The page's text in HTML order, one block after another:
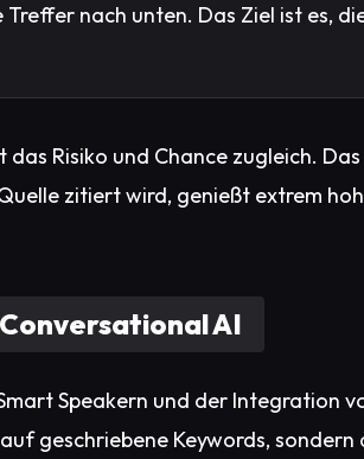
Treffer nach unten. Das Ziel ist es,
Risiko und Chance zugleich.
zitiert wird, genießt extrem
AI
Speakern und der Integration
geschriebene Keywords,